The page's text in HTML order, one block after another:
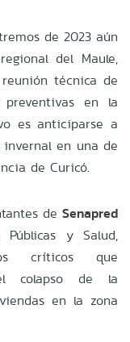
de 2023 aún
del Maule,
técnica de
preventivas en la
es anticiparse a
en una de
de Curicó.
de Senapred
y Salud,
críticos que
colapso de la
en la zona